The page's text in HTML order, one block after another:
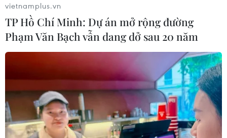
vietnamplus.vn
TP Hồ Chí Minh: Dự án mở rộng đường
Phạm Văn Bạch vẫn dang dở sau 20 năm